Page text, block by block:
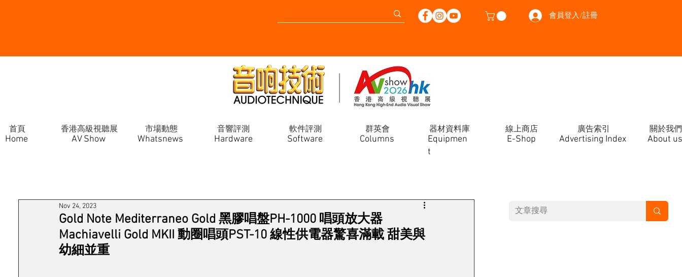
會員登入/註冊
Home
首頁 香港高級視聽展 市場動態 音響評測 軟件評測 群英會 器材資料庫 線上商店 廣告索引 關於我們
AV Show Whatsnews Hardware Software
Equipmen
t
E-Shop
Columns About us
Advertising Index
Gold Note Mediterraneo Gold 黑膠唱盤PH-1000 唱頭放大器
Machiavelli Gold MKII 動圈唱頭PST-10 線性供電器驚喜滿載 甜美與
幼細並重
Nov 24, 2023